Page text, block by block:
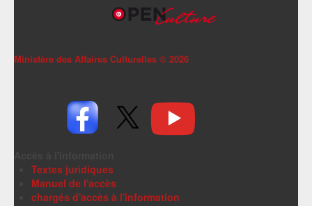
Ministère des Affaires Culturelles © 2026
Textes juridiques
Manuel de l'accès
chargés d'accès à l'information